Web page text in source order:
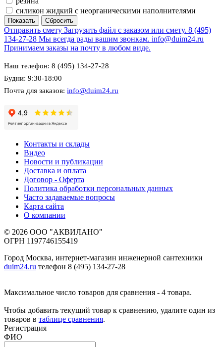
силикон жидкий с неорганическими наполнителями
Отправить смету Загрузить файл с заказом или смету. 8 (495)
134-27-28 Мы всегда рады вашим звонкам. info@duim24.ru
Принимаем заказы на почту в любом виде.
Наш телефон: 8 (495) 134-27-28
Будни: 9:30-18:00
Почта для заказов: info@duim24.ru
Контакты и склады
Видео
Новости и публикации
Доставка и оплата
Договор - Оферта
Политика обработки персональных данных
Часто задаваемые вопросы
Карта сайта
О компании
© 2026 ООО "АКВИЛАНО"
ОГРН 1197746155419
Город Москва, интернет-магазин инженерной сантехники
duim24.ru телефон 8 (495) 134-27-28
Максимальное число товаров для сравнения - 4 товара.
Чтобы добавить текущий товар к сравнению, удалите один из
товаров в таблице сравнения.
Регистрация
ФИО